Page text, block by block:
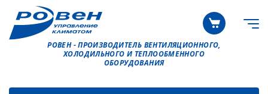
РОВЕН - ПРОИЗВОДИТЕЛЬ ВЕНТИЛЯЦИОННОГО,
ХОЛОДИЛЬНОГО И ТЕПЛООБМЕННОГО
ОБОРУДОВАНИЯ